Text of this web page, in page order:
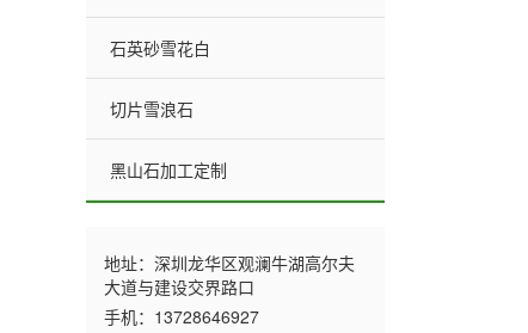
石英砂雪花白
切片雪浪石
黑山石加工定制
地址：深圳龙华区观澜牛湖高尔夫
大道与建设交界路口
手机：13728646927